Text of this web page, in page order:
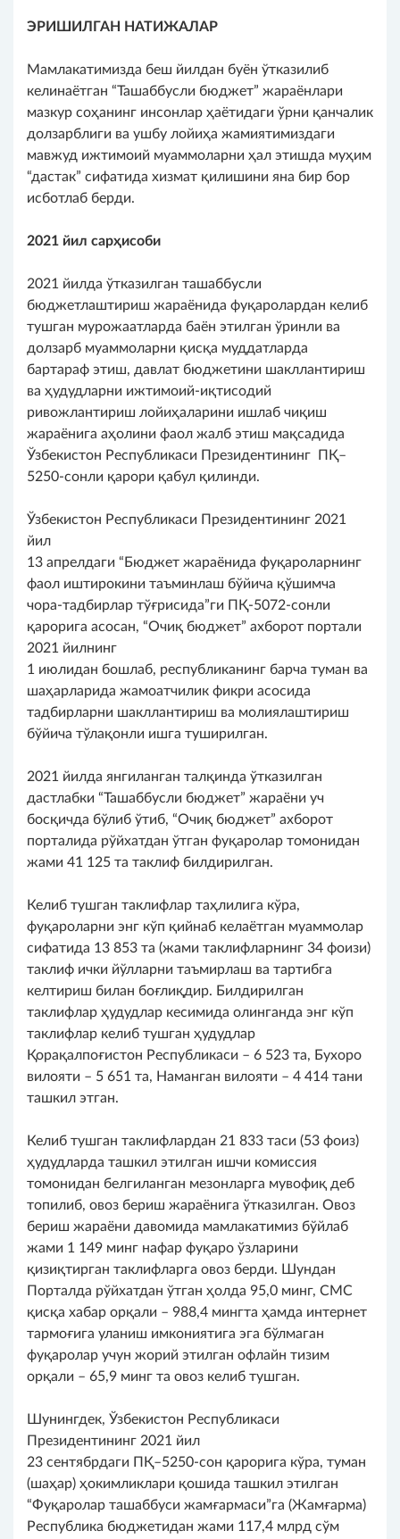
ЭРИШИЛГАН НАТИЖАЛАР
Мамлакатимизда беш йилдан буён ўтказилиб
келинаётган “Ташаббусли бюджет” жараёнлари
мазкур соҳанинг инсонлар ҳаётидаги ўрни қанчалик
долзарблиги ва ушбу лойиҳа жамиятимиздаги
мавжуд ижтимоий муаммоларни ҳал этишда муҳим
“дастак” сифатида хизмат қилишини яна бир бор
исботлаб берди.
2021 йил сарҳисоби
2021 йилда ўтказилган ташаббусли
бюджетлаштириш жараёнида фуқаролардан келиб
тушган мурожаатларда баён этилган ўринли ва
долзарб муаммоларни қисқа муддатларда
бартараф этиш, давлат бюджетини шакллантириш
ва ҳудудларни ижтимоий-иқтисодий
ривожлантириш лойиҳаларини ишлаб чиқиш
жараёнига аҳолини фаол жалб этиш мақсадида
Ўзбекистон Республикаси Президентининг ПҚ–
5250-сонли қарори қабул қилинди.
Ўзбекистон Республикаси Президентининг 2021
йил
13 апрелдаги “Бюджет жараёнида фуқароларнинг
фаол иштирокини таъминлаш бўйича қўшимча
чора-тадбирлар тўғрисида”ги ПҚ-5072-сонли
қарорига асосан, “Очиқ бюджет” ахборот портали
2021 йилнинг
1 июлидан бошлаб, республиканинг барча туман ва
шаҳарларида жамоатчилик фикри асосида
тадбирларни шакллантириш ва молиялаштириш
бўйича тўлақонли ишга туширилган.
2021 йилда янгиланган талқинда ўтказилган
дастлабки “Ташаббусли бюджет” жараёни уч
босқичда бўлиб ўтиб, “Очиқ бюджет” ахборот
порталида рўйхатдан ўтган фуқаролар томонидан
жами 41 125 та таклиф билдирилган.
Келиб тушган таклифлар таҳлилига кўра,
фуқароларни энг кўп қийнаб келаётган муаммолар
сифатида 13 853 та (жами таклифларнинг 34 фоизи)
таклиф ички йўлларни таъмирлаш ва тартибга
келтириш билан боғлиқдир. Билдирилган
таклифлар ҳудудлар кесимида олинганда энг кўп
таклифлар келиб тушган ҳудудлар
Қорақалпоғистон Республикаси – 6 523 та, Бухоро
вилояти – 5 651 та, Наманган вилояти – 4 414 тани
ташкил этган.
Келиб тушган таклифлардан 21 833 таси (53 фоиз)
ҳудудларда ташкил этилган ишчи комиссия
томонидан белгиланган мезонларга мувофиқ деб
топилиб, овоз бериш жараёнига ўтказилган. Овоз
бериш жараёни давомида мамлакатимиз бўйлаб
жами 1 149 минг нафар фуқаро ўзларини
қизиқтирган таклифларга овоз берди. Шундан
Порталда рўйхатдан ўтган ҳолда 95,0 минг, СМС
қисқа хабар орқали – 988,4 мингта ҳамда интернет
тармоғига уланиш имкониятига эга бўлмаган
фуқаролар учун жорий этилган офлайн тизим
орқали – 65,9 минг та овоз келиб тушган.
Шунингдек, Ўзбекистон Республикаси
Президентининг 2021 йил
23 сентябрдаги ПҚ–5250-сон қарорига кўра, туман
(шаҳар) ҳокимликлари қошида ташкил этилган
“Фуқаролар ташаббуси жамғармаси”га (Жамғарма)
Республика бюджетидан жами 117,4 млрд сўм